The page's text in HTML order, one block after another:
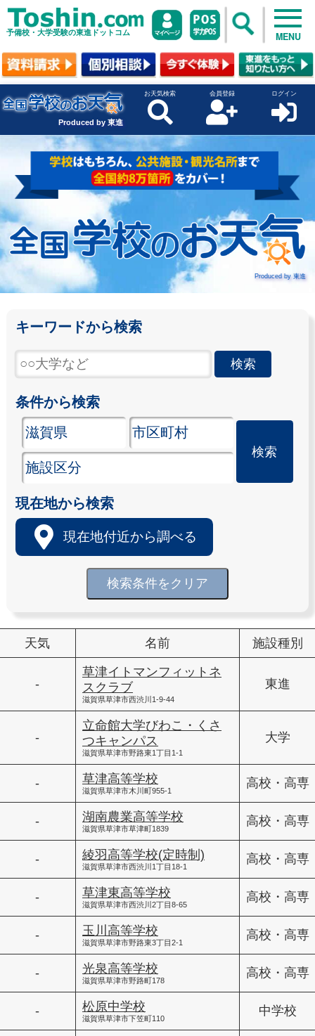
予備校・大学受験の東進ドットコム MENU
Produced by 東進
お天気検索 会員登録 ログイン
Produced by 東進
キーワードから検索
条件から検索
現在地から検索
現在地付近から調べる
検索条件をクリア
天気 名前 施設種別
-
草津イトマンフィットネ
スクラブ
滋賀県草津市西渋川1-9-44
東進
-
立命館大学びわこ・くさ
つキャンパス
滋賀県草津市野路東1丁目1-1
大学
- 草津高等学校
滋賀県草津市木川町955-1
高校・高専
- 湖南農業高等学校
滋賀県草津市草津町1839
高校・高専
- 綾羽高等学校(定時制)
滋賀県草津市西渋川1丁目18-1
高校・高専
- 草津東高等学校
滋賀県草津市西渋川2丁目8-65
高校・高専
- 玉川高等学校
滋賀県草津市野路東3丁目2-1
高校・高専
- 光泉高等学校
滋賀県草津市野路町178
高校・高専
- 松原中学校
滋賀県草津市下笠町110
中学校